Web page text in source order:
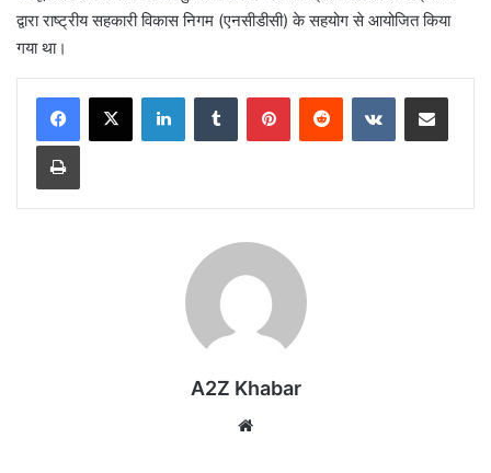
द्वारा राष्ट्रीय सहकारी विकास निगम (एनसीडीसी) के सहयोग से आयोजित किया
गया था।
LinkedInTumblr PinterestReddit VKontakteShare via Email
Print
A2Z Khabar